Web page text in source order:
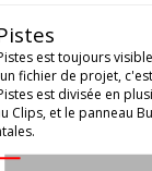
est toujours
fichier de projet,
est divisée en
Clips, et le panneau